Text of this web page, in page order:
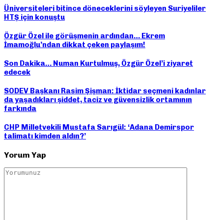
Üniversiteleri bitince döneceklerini söyleyen Suriyeliler
HTŞ için konuştu
Özgür Özel ile görüşmenin ardından… Ekrem
İmamoğlu’ndan dikkat çeken paylaşım!
Son Dakika… Numan Kurtulmuş, Özgür Özel’i ziyaret
edecek
SODEV Başkanı Rasim Şişman: İktidar seçmeni kadınlar
da yaşadıkları şiddet, taciz ve güvensizlik ortamının
farkında
CHP Milletvekili Mustafa Sarıgül: ‘Adana Demirspor
talimatı kimden aldın?’
Yorum Yap